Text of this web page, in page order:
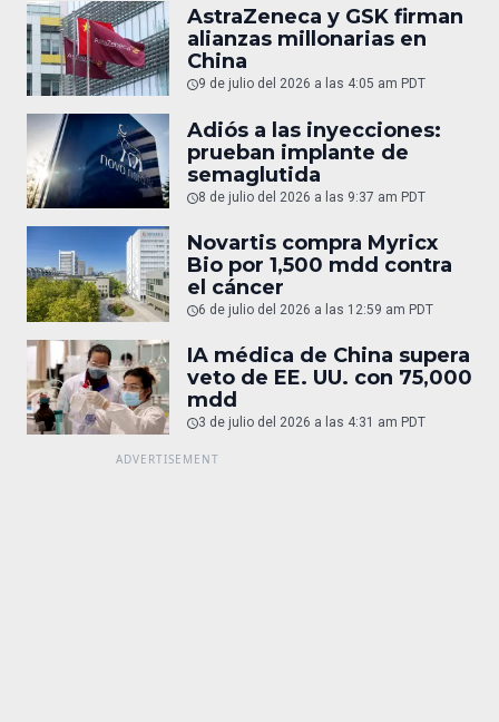
AstraZeneca y GSK firman
alianzas millonarias en
China
9 de julio del 2026 a las 4:05 am PDT
Adiós a las inyecciones:
prueban implante de
semaglutida
8 de julio del 2026 a las 9:37 am PDT
Novartis compra Myricx
Bio por 1,500 mdd contra
el cáncer
6 de julio del 2026 a las 12:59 am PDT
IA médica de China supera
veto de EE. UU. con 75,000
mdd
3 de julio del 2026 a las 4:31 am PDT